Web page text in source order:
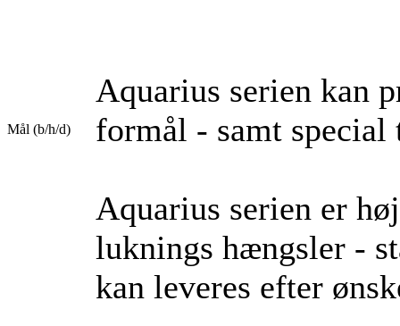
Mål (b/h/d)
Aquarius serien kan
formål - samt special
Aquarius serien er
luknings hængsler -
kan leveres efter